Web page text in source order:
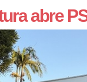
abre